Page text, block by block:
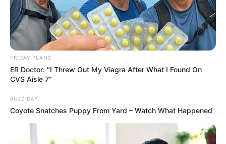
FRIDAY PLANS
ER Doctor: "I Threw Out My Viagra After What I Found On
CVS Aisle 7"
BUZZ DAY
Coyote Snatches Puppy From Yard – Watch What Happened